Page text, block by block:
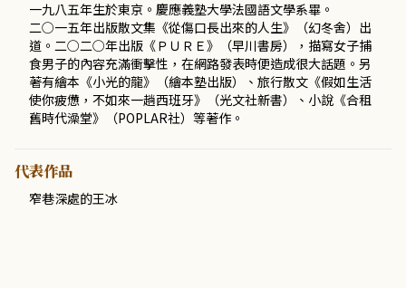
一九八五年生於東京。慶應義塾大學法國語文學系畢。
二○一五年出版散文集《從傷口長出來的人生》（幻冬舍）出
道。二○二○年出版《ＰＵＲＥ》（早川書房），描寫女子捕
食男子的內容充滿衝擊性，在網路發表時便造成很大話題。另
著有繪本《小光的龍》（繪本塾出版）、旅行散文《假如生活
使你疲憊，不如來一趟西班牙》（光文社新書）、小說《合租
舊時代澡堂》（POPLAR社）等著作。
代表作品
窄巷深處的王冰